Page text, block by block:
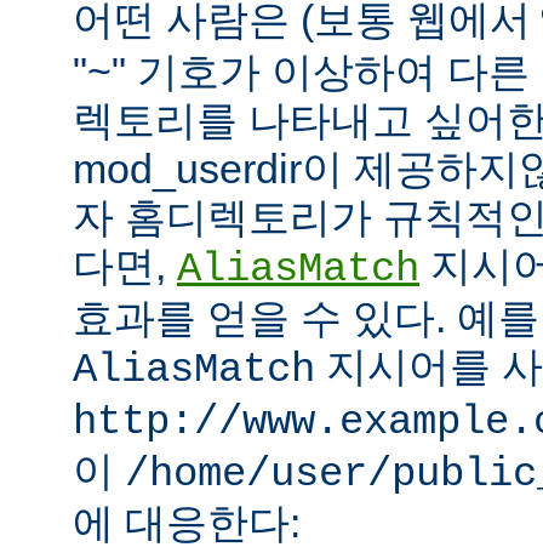
어떤 사람은 (보통 웹에서
"~" 기호가 이상하여 다
렉토리를 나타내고 싶어
mod_userdir이 제공하지
자 홈디렉토리가 규칙적
다면, AliasMatch 지시
효과를 얻을 수 있다. 예
AliasMatch 지시어를
http://
이 /home/user/
에 대응한다: